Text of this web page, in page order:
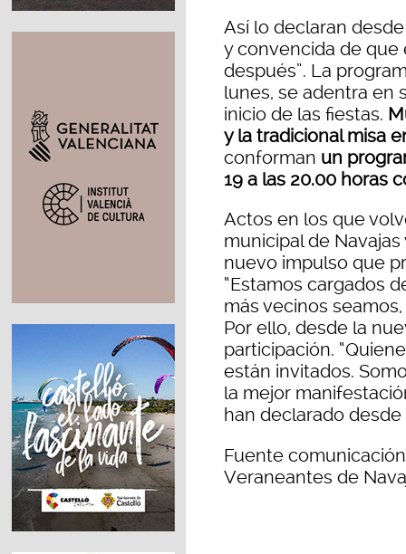
Así lo declaran
y convencida de que
después”. La
lunes, se adentra en
inicio de las fiestas.
y la tradicional misa
conforman un
19 a las 20.00 horas
Actos en los que
municipal de
nuevo impulso que
“Estamos cargados
más vecinos
Por ello, desde la
participación.
están invitados.
la mejor
han declarado
Fuente
Veraneantes de